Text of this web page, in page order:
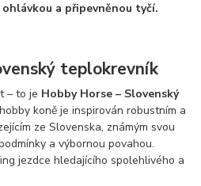
a připevněnou tyčí.
teplokrevník
– to je Hobby Horse – Slovenský
koně je inspirován robustním a
ze Slovenska, známým svou
a výbornou povahou.
jezdce hledajícího spolehlivého a